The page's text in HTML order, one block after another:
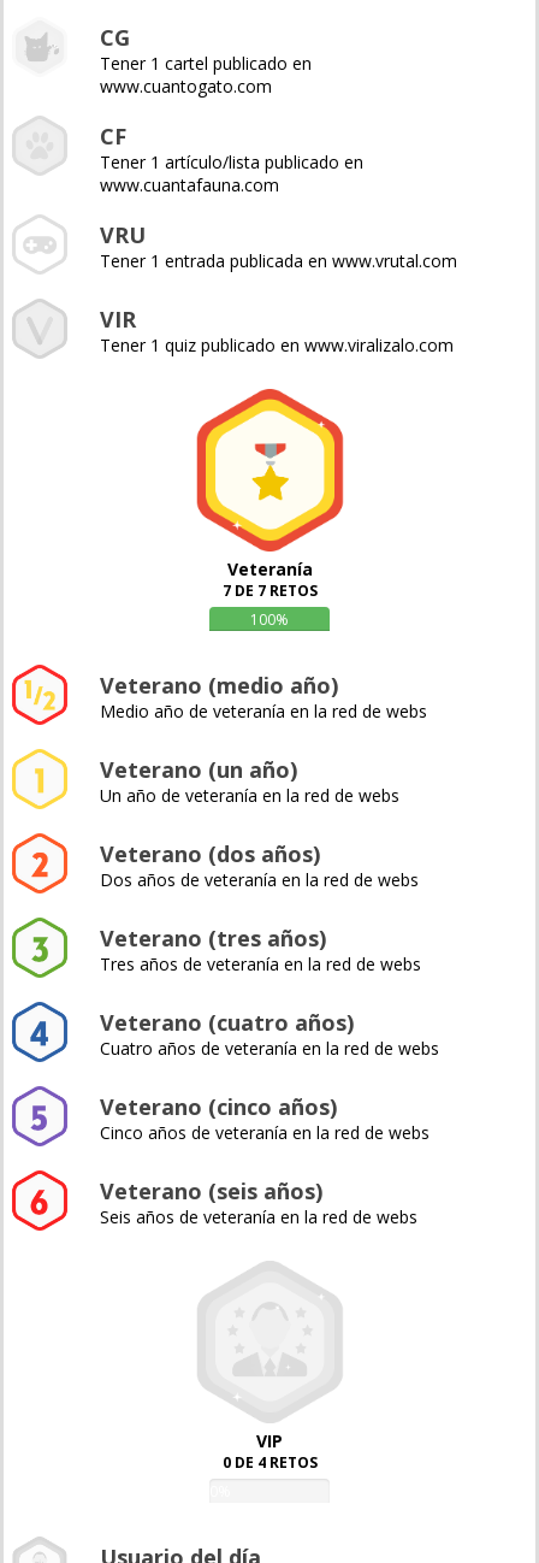
CG
Tener 1 cartel publicado en
www.cuantogato.com
CF
Tener 1 artículo/lista publicado en
www.cuantafauna.com
VRU
Tener 1 entrada publicada en www.vrutal.com
VIR
Tener 1 quiz publicado en www.viralizalo.com
Veteranía
7 DE 7 RETOS
100%
Veterano (medio año)
Medio año de veteranía en la red de webs
Veterano (un año)
Un año de veteranía en la red de webs
Veterano (dos años)
Dos años de veteranía en la red de webs
Veterano (tres años)
Tres años de veteranía en la red de webs
Veterano (cuatro años)
Cuatro años de veteranía en la red de webs
Veterano (cinco años)
Cinco años de veteranía en la red de webs
Veterano (seis años)
Seis años de veteranía en la red de webs
VIP
0 DE 4 RETOS
Usuario del día